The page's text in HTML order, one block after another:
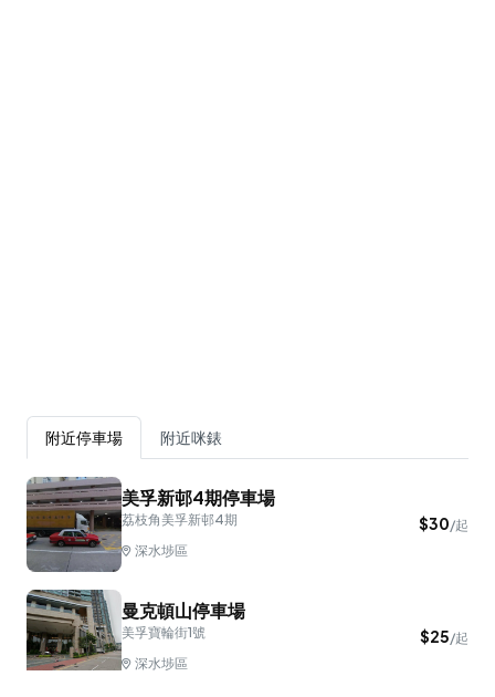
附近停車場 附近咪錶
美孚新邨4期停車場
荔枝角美孚新邨4期
深水埗區
$30/起
曼克頓山停車場
美孚寶輪街1號
深水埗區
$25/起